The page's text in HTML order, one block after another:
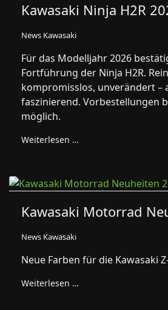
Kawasaki Ninja H2R
News Kawasaki
Für das Modelljahr 2026
Fortführung der Ninja H2R.
kompromisslos, unverändert –
faszinierend. Vorbestellungen
möglich.
Weiterlesen …
Kawasaki Motorrad
News Kawasaki
Neue Farben für die Kawasaki
Weiterlesen …